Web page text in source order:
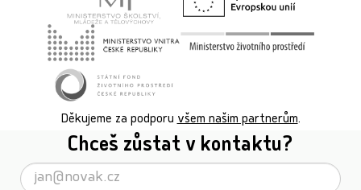
Děkujeme za podporuvšem našim partnerům.
Chceš zůstat v kontaktu?